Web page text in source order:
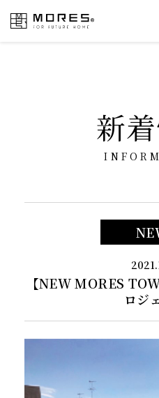
MORES
新
【NEW MORES
ロジ